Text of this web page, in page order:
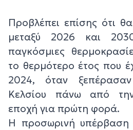
Προβλέπει επίσης ότι
μεταξύ 2026 και
παγκόσμιες
το θερμότερο έτος που
2024, όταν
Κελσίου πάνω από την
εποχή για πρώτη φορά.
Η προσωρινή υπέρβαση